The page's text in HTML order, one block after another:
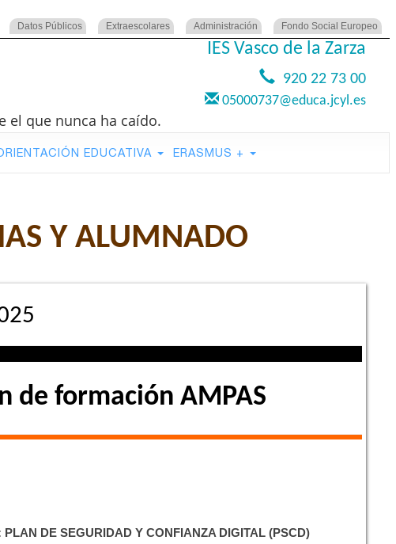
Datos Públicos Extraescolares Administración Fondo Social Europeo
IES Vasco de la Zarza
920 22 73 00
05000737@educa.jcyl.es
el que nunca ha caído.
EDUCATIVA ERASMUS +
Y ALUMNADO
de formación AMPAS
PLAN DE SEGURIDAD Y CONFIANZA DIGITAL (PSCD)